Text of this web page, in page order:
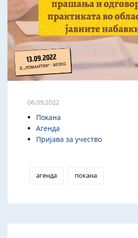
06.09.2022
Покана
Агенда
Пријава за учество
агенда покана